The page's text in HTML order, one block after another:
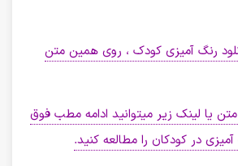
رنگ آمیزی کودک ، روی همین متن
یا لینک زیر میتوانید ادامه مطب فوق
در کودکان را مطالعه کنید.